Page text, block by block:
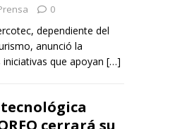
0
dependiente del
anunció la
que apoyan […]